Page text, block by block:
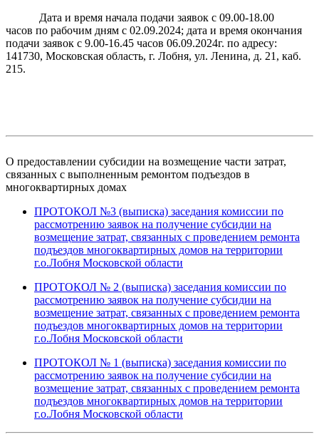
Дата и время начала подачи заявок с 09.00-18.00
часов по рабочим дням с 02.09.2024; дата и время окончания
подачи заявок с 9.00-16.45 часов 06.09.2024г. по адресу:
141730, Московская область, г. Лобня, ул. Ленина, д. 21, каб.
215.
О предоставлении субсидии на возмещение части затрат,
связанных с выполненным ремонтом подъездов в
многоквартирных домах
ПРОТОКОЛ №3 (выписка) заседания комиссии по
рассмотрению заявок на получение субсидии на
возмещение затрат, связанных с проведением ремонта
подъездов многоквартирных домов на территории
г.о.Лобня Московской области
ПРОТОКОЛ № 2 (выписка) заседания комиссии по
рассмотрению заявок на получение субсидии на
возмещение затрат, связанных с проведением ремонта
подъездов многоквартирных домов на территории
г.о.Лобня Московской области
ПРОТОКОЛ № 1 (выписка) заседания комиссии по
рассмотрению заявок на получение субсидии на
возмещение затрат, связанных с проведением ремонта
подъездов многоквартирных домов на территории
г.о.Лобня Московской области